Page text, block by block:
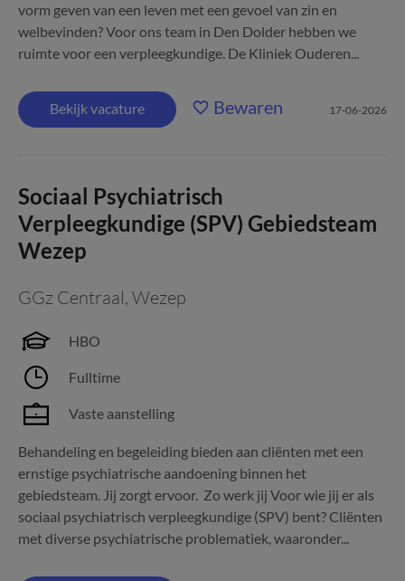
vorm geven van een leven met een gevoel van zin en
welbevinden? Voor ons team in Den Dolder hebben we
ruimte voor een verpleegkundige. De Kliniek Ouderen...
Bekijk vacature Bewaren 17-06-2026
Sociaal Psychiatrisch
Verpleegkundige (SPV) Gebiedsteam
Wezep
GGz Centraal, Wezep
HBO
Fulltime
Vaste aanstelling
Behandeling en begeleiding bieden aan cliënten met een
ernstige psychiatrische aandoening binnen het
gebiedsteam. Jij zorgt ervoor. Zo werk jij Voor wie jij er als
sociaal psychiatrisch verpleegkundige (SPV) bent? Cliënten
met diverse psychiatrische problematiek, waaronder...